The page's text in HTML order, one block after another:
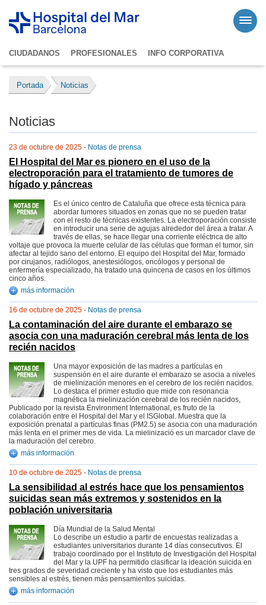
CIUDADANOS PROFESIONALES INFO CORPORATIVA
Portada Noticias
Noticias
23 de octubre de 2025 - Notas de prensa
El Hospital del Mar es pionero en el uso de la
electroporación para el tratamiento de tumores de
hígado y páncreas
Es el único centro de Cataluña que ofrece esta técnica para
abordar tumores situados en zonas que no se pueden tratar
con el resto de técnicas existentes. La electroporación consiste
en introducir una serie de agujas alrededor del área a tratar. A
través de ellas, se hace llegar una corriente eléctrica de alto
voltaje que provoca la muerte celular de las células que forman el tumor, sin
afectar al tejido sano del entorno. El equipo del Hospital del Mar, formado
por cirujanos, radiólogos, anestesiólogos, oncólogos y personal de
enfermería especializado, ha tratado una quincena de casos en los últimos
cinco años.
más información
16 de octubre de 2025 - Notas de prensa
La contaminación del aire durante el embarazo se
asocia con una maduración cerebral más lenta de los
recién nacidos
Una mayor exposición de las madres a partículas en
suspensión en el aire durante el embarazo se asocia a niveles
de mielinización menores en el cerebro de los recién nacidos.
Lo destaca el primer estudio que mide con resonancia
magnética la mielinización cerebral de los recién nacidos,
Publicado por la revista Environment International, es fruto de la
colaboración entre el Hospital del Mar y el ISGlobal. Muestra que la
exposición prenatal a partículas finas (PM2.5) se asocia con una maduración
más lenta en el primer mes de vida. La mielinizació es un marcador clave de
la maduración del cerebro.
más información
10 de octubre de 2025 - Notas de prensa
La sensibilidad al estrés hace que los pensamientos
suicidas sean más extremos y sostenidos en la
población universitaria
Día Mundial de la Salud Mental
Lo describe un estudio a partir de encuestas realizadas a
estudiantes universitarios durante 14 días consecutivos. El
trabajo coordinado por el Instituto de Investigación del Hospital
del Mar y la UPF ha permitido clasificar la ideación suicida en
tres grados de severidad creciente y ha visto que los estudiantes más
sensibles al estrés, tienen más pensamientos suicidas.
más información